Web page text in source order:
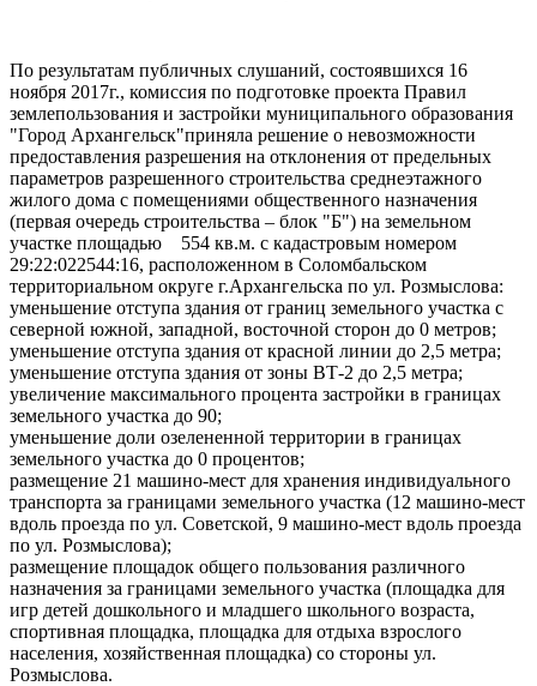
По результатам публичных слушаний, состоявшихся 16
ноября 2017г., комиссия по подготовке проекта Правил
землепользования и застройки муниципального образования
"Город Архангельск"приняла решение о невозможности
предоставления разрешения на отклонения от предельных
параметров разрешенного строительства среднеэтажного
жилого дома с помещениями общественного назначения
(первая очередь строительства – блок "Б") на земельном
участке площадью 554 кв.м. с кадастровым номером
29:22:022544:16, расположенном в Соломбальском
территориальном округе г.Архангельска по ул. Розмыслова:
уменьшение отступа здания от границ земельного участка с
северной южной, западной, восточной сторон до 0 метров;
уменьшение отступа здания от красной линии до 2,5 метра;
уменьшение отступа здания от зоны ВТ-2 до 2,5 метра;
увеличение максимального процента застройки в границах
земельного участка до 90;
уменьшение доли озелененной территории в границах
земельного участка до 0 процентов;
размещение 21 машино-мест для хранения индивидуального
транспорта за границами земельного участка (12 машино-мест
вдоль проезда по ул. Советской, 9 машино-мест вдоль проезда
по ул. Розмыслова);
размещение площадок общего пользования различного
назначения за границами земельного участка (площадка для
игр детей дошкольного и младшего школьного возраста,
спортивная площадка, площадка для отдыха взрослого
населения, хозяйственная площадка) со стороны ул.
Розмыслова.